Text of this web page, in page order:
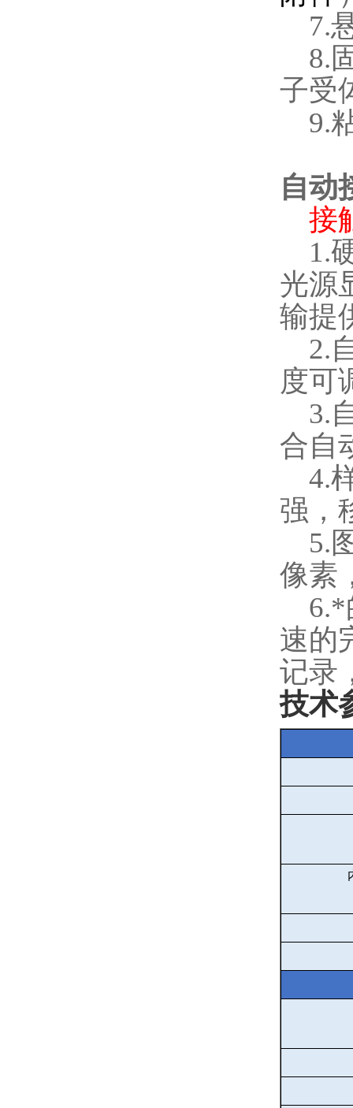
7.
8.
子受
9.
自动
接
1.
光源
输提
2.
度可
3.
合自
4.
强，
5.
像素
6.*
速的
记录
技术